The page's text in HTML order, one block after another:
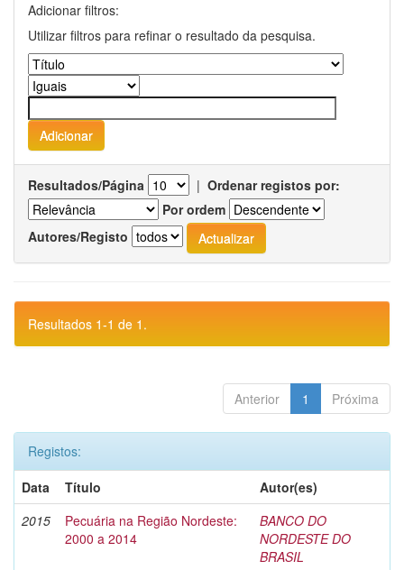
Adicionar filtros:
Utilizar filtros para refinar o resultado da pesquisa.
Resultados/Página | Ordenar registos por:
Por ordem
Autores/Registo
Resultados 1-1 de 1.
Anterior 1 Próxima
Registos:
Data
Título
Autor(es)
2015
Pecuária na Região Nordeste:
2000 a 2014
BANCO DO
NORDESTE DO
BRASIL